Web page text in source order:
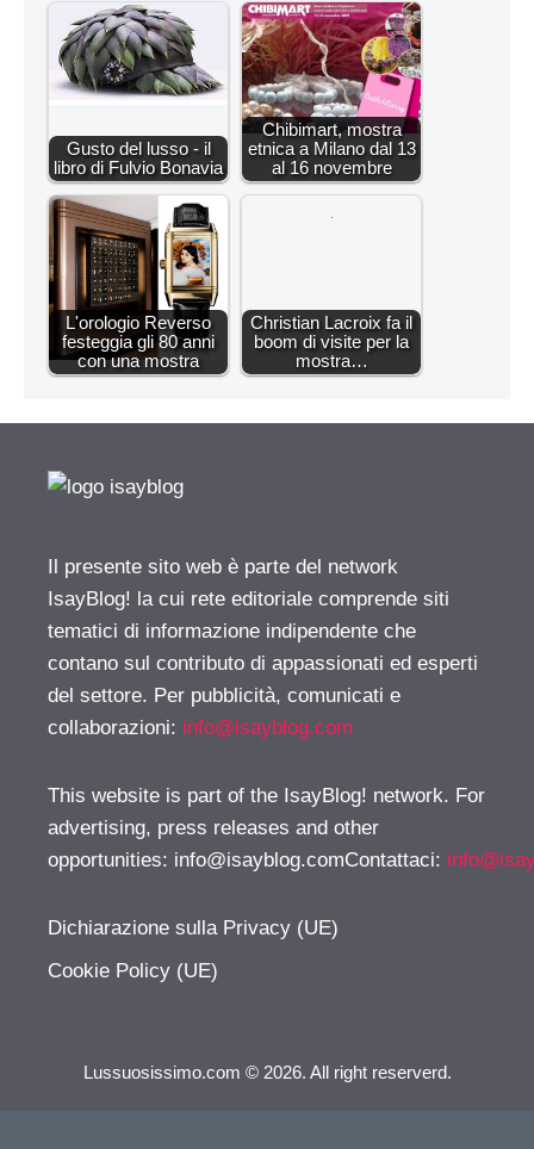
Gusto del lusso - il
libro di Fulvio Bonavia
Chibimart, mostra
etnica a Milano dal 13
al 16 novembre
L'orologio Reverso
festeggia gli 80 anni
con una mostra
Christian Lacroix fa il
boom di visite per la
mostra…
Il presente sito web è parte del network
IsayBlog! la cui rete editoriale comprende siti
tematici di informazione indipendente che
contano sul contributo di appassionati ed esperti
del settore. Per pubblicità, comunicati e
collaborazioni: info@isayblog.com
This website is part of the IsayBlog! network. For
advertising, press releases and other
opportunities: info@isayblog.comContattaci:
Dichiarazione sulla Privacy (UE)
Cookie Policy (UE)
Lussuosissimo.com © 2026. All right reserverd.